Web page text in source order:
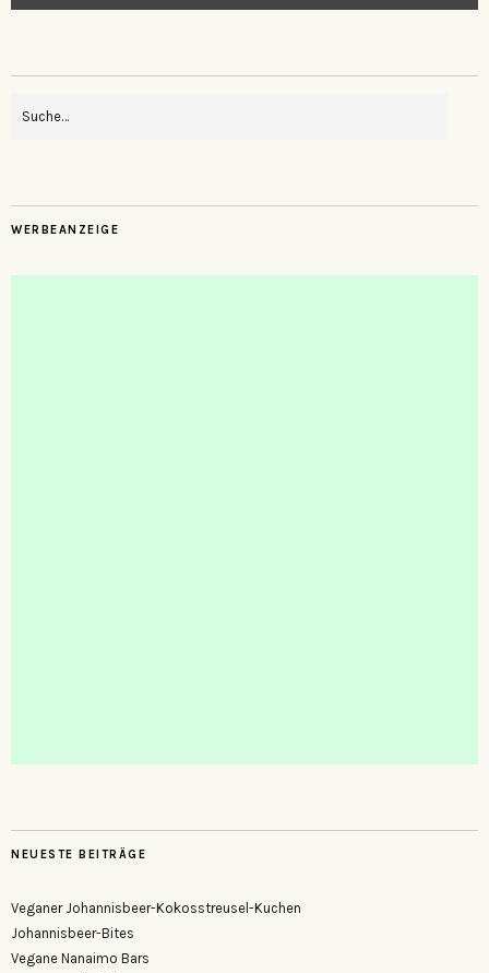
WERBEANZEIGE
NEUESTE BEITRÄGE
Veganer Johannisbeer-Kokosstreusel-Kuchen
Johannisbeer-Bites
Vegane Nanaimo Bars